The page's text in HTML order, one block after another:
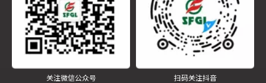
关注微信公众号 扫码关注抖音